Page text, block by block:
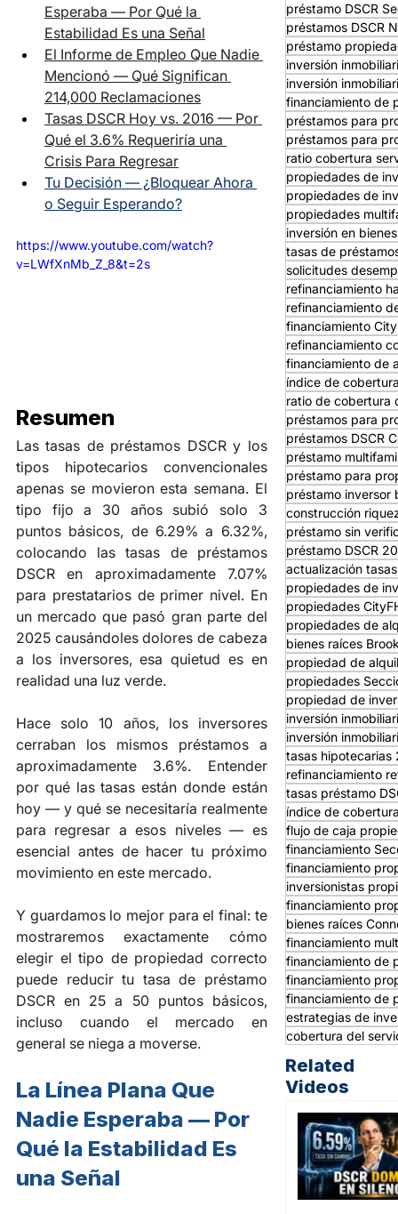
Esperaba — Por Qué la
Estabilidad Es una Señal
El Informe de Empleo Que Nadie
Mencionó — Qué Significan
214,000 Reclamaciones
Tasas DSCR Hoy vs. 2016 — Por
Qué el 3.6% Requeriría una
Crisis Para Regresar
Tu Decisión — ¿Bloquear Ahora
o Seguir Esperando?
https://www.youtube.com/watch?
v=LWfXnMb_Z_8&t=2s
Resumen
Las tasas de préstamos DSCR y los
tipos hipotecarios convencionales
apenas se movieron esta semana. El
tipo fijo a 30 años subió solo 3
puntos básicos, de 6.29% a 6.32%,
colocando las tasas de préstamos
DSCR en aproximadamente 7.07%
para prestatarios de primer nivel. En
un mercado que pasó gran parte del
2025 causándoles dolores de cabeza
a los inversores, esa quietud es en
realidad una luz verde.
Hace solo 10 años, los inversores
cerraban los mismos préstamos a
aproximadamente 3.6%. Entender
por qué las tasas están donde están
hoy — y qué se necesitaría realmente
para regresar a esos niveles — es
esencial antes de hacer tu próximo
movimiento en este mercado.
Y guardamos lo mejor para el final: te
mostraremos exactamente cómo
elegir el tipo de propiedad correcto
puede reducir tu tasa de préstamo
DSCR en 25 a 50 puntos básicos,
incluso cuando el mercado en
general se niega a moverse.
La Línea Plana Que
Nadie Esperaba — Por
Qué la Estabilidad Es
una Señal
préstamo DSCR
préstamos DSCR
préstamo
inversión
inversión
financiamiento de
préstamos para
préstamos para
ratio cobertura
propiedades de
propiedades de
propiedades
inversión en
tasas de
solicitudes
refinanciamiento
refinanciamiento
financiamiento
refinanciamiento
financiamiento de
índice de
ratio de cobertura
préstamos para
préstamos DSCR
préstamo
préstamo para
préstamo inversor
construcción
préstamo sin
préstamo DSCR
actualización
propiedades de
propiedades
propiedades de
bienes raíces
propiedad de
propiedades
propiedad de
inversión
inversión
tasas hipotecarias
refinanciamiento
tasas préstamo
índice de
flujo de caja
financiamiento
financiamiento
inversionistas
financiamiento
bienes raíces
financiamiento
financiamiento de
financiamiento
financiamiento de
estrategias de
cobertura del
Related
Videos